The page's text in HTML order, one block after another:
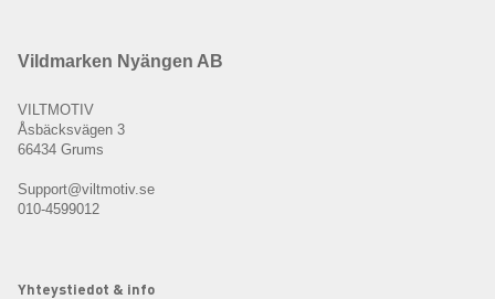
Vildmarken Nyängen AB
VILTMOTIV
Åsbäcksvägen 3
66434 Grums
Support@viltmotiv.se
010-4599012
Yhteystiedot & info